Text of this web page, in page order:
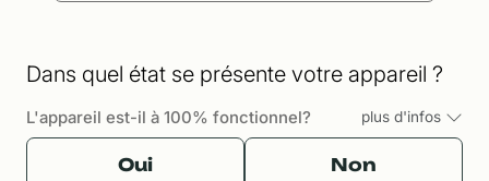
Dans quel état se présente votre appareil ?
L'appareil est-il à 100% fonctionnel? plus d'infos
Oui Non